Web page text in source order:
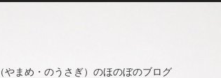
やまめ・のうさぎ）のほのぼのブログ